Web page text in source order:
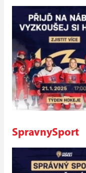
SpravnySport